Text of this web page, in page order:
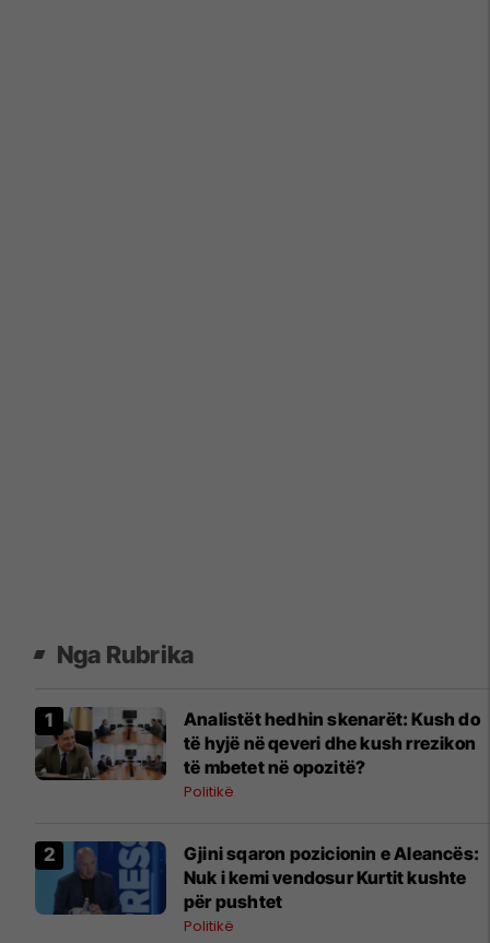
Nga Rubrika
Analistët hedhin skenarët: Kush do
të hyjë në qeveri dhe kush rrezikon
të mbetet në opozitë?
Politikë
Gjini sqaron pozicionin e Aleancës:
Nuk i kemi vendosur Kurtit kushte
për pushtet
Politikë